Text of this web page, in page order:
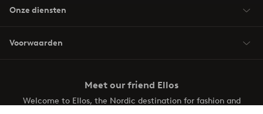
Onze diensten
Voorwaarden
Meet our friend Ellos
Welcome to Ellos, the Nordic destination for fashion and